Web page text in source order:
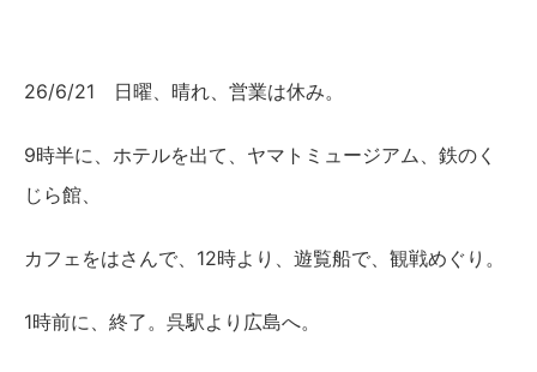
26/6/21 日曜、晴れ、営業は休み。
9時半に、ホテルを出て、ヤマトミュージアム、鉄のく
じら館、
カフェをはさんで、12時より、遊覧船で、観戦めぐり。
1時前に、終了。呉駅より広島へ。